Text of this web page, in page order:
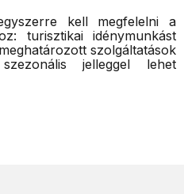
kell megfelelni a
turisztikai idénymunkást
szolgáltatások
jelleggel lehet